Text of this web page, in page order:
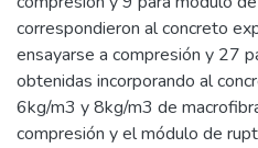
correspondieron al concreto
ensayarse a compresión y 27
obtenidas incorporando al
6kg/m3 y 8kg/m3 de
compresión y el módulo de